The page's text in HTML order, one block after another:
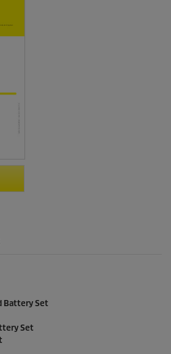
Battery Set
Set